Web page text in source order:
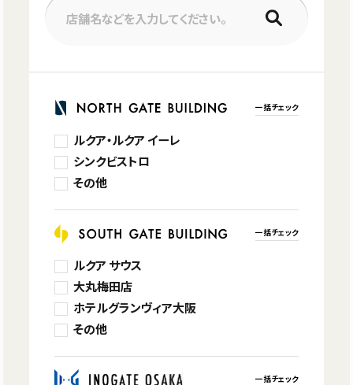
店舗名などを入力してください。
一括チェック
ルクア・ルクア イーレ
シンクビストロ
その他
一括チェック
ルクア サウス
大丸梅田店
ホテルグランヴィア大阪
その他
一括チェック